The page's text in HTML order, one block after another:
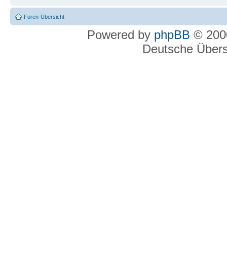
Foren-Übersicht
Powered by phpBB ©
Deutsche